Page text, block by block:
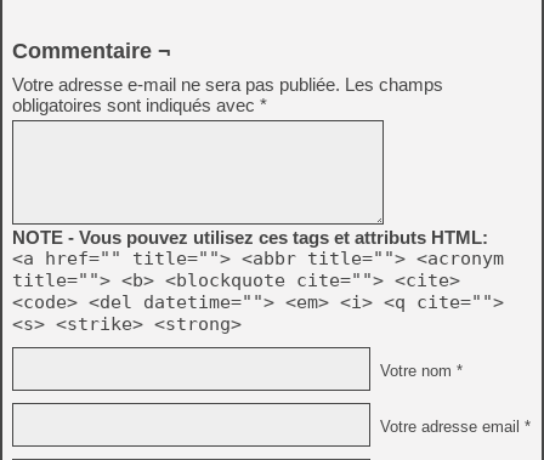
Commentaire ¬
Votre adresse e-mail ne sera pas publiée. Les champs
obligatoires sont indiqués avec *
NOTE - Vous pouvez utilisez ces tags et attributs HTML:
<a href="" title=""> <abbr title=""> <acronym
title=""> <b> <blockquote cite=""> <cite>
<code> <del datetime=""> <em> <i> <q cite="">
<s> <strike> <strong>
Votre nom *
Votre adresse email *